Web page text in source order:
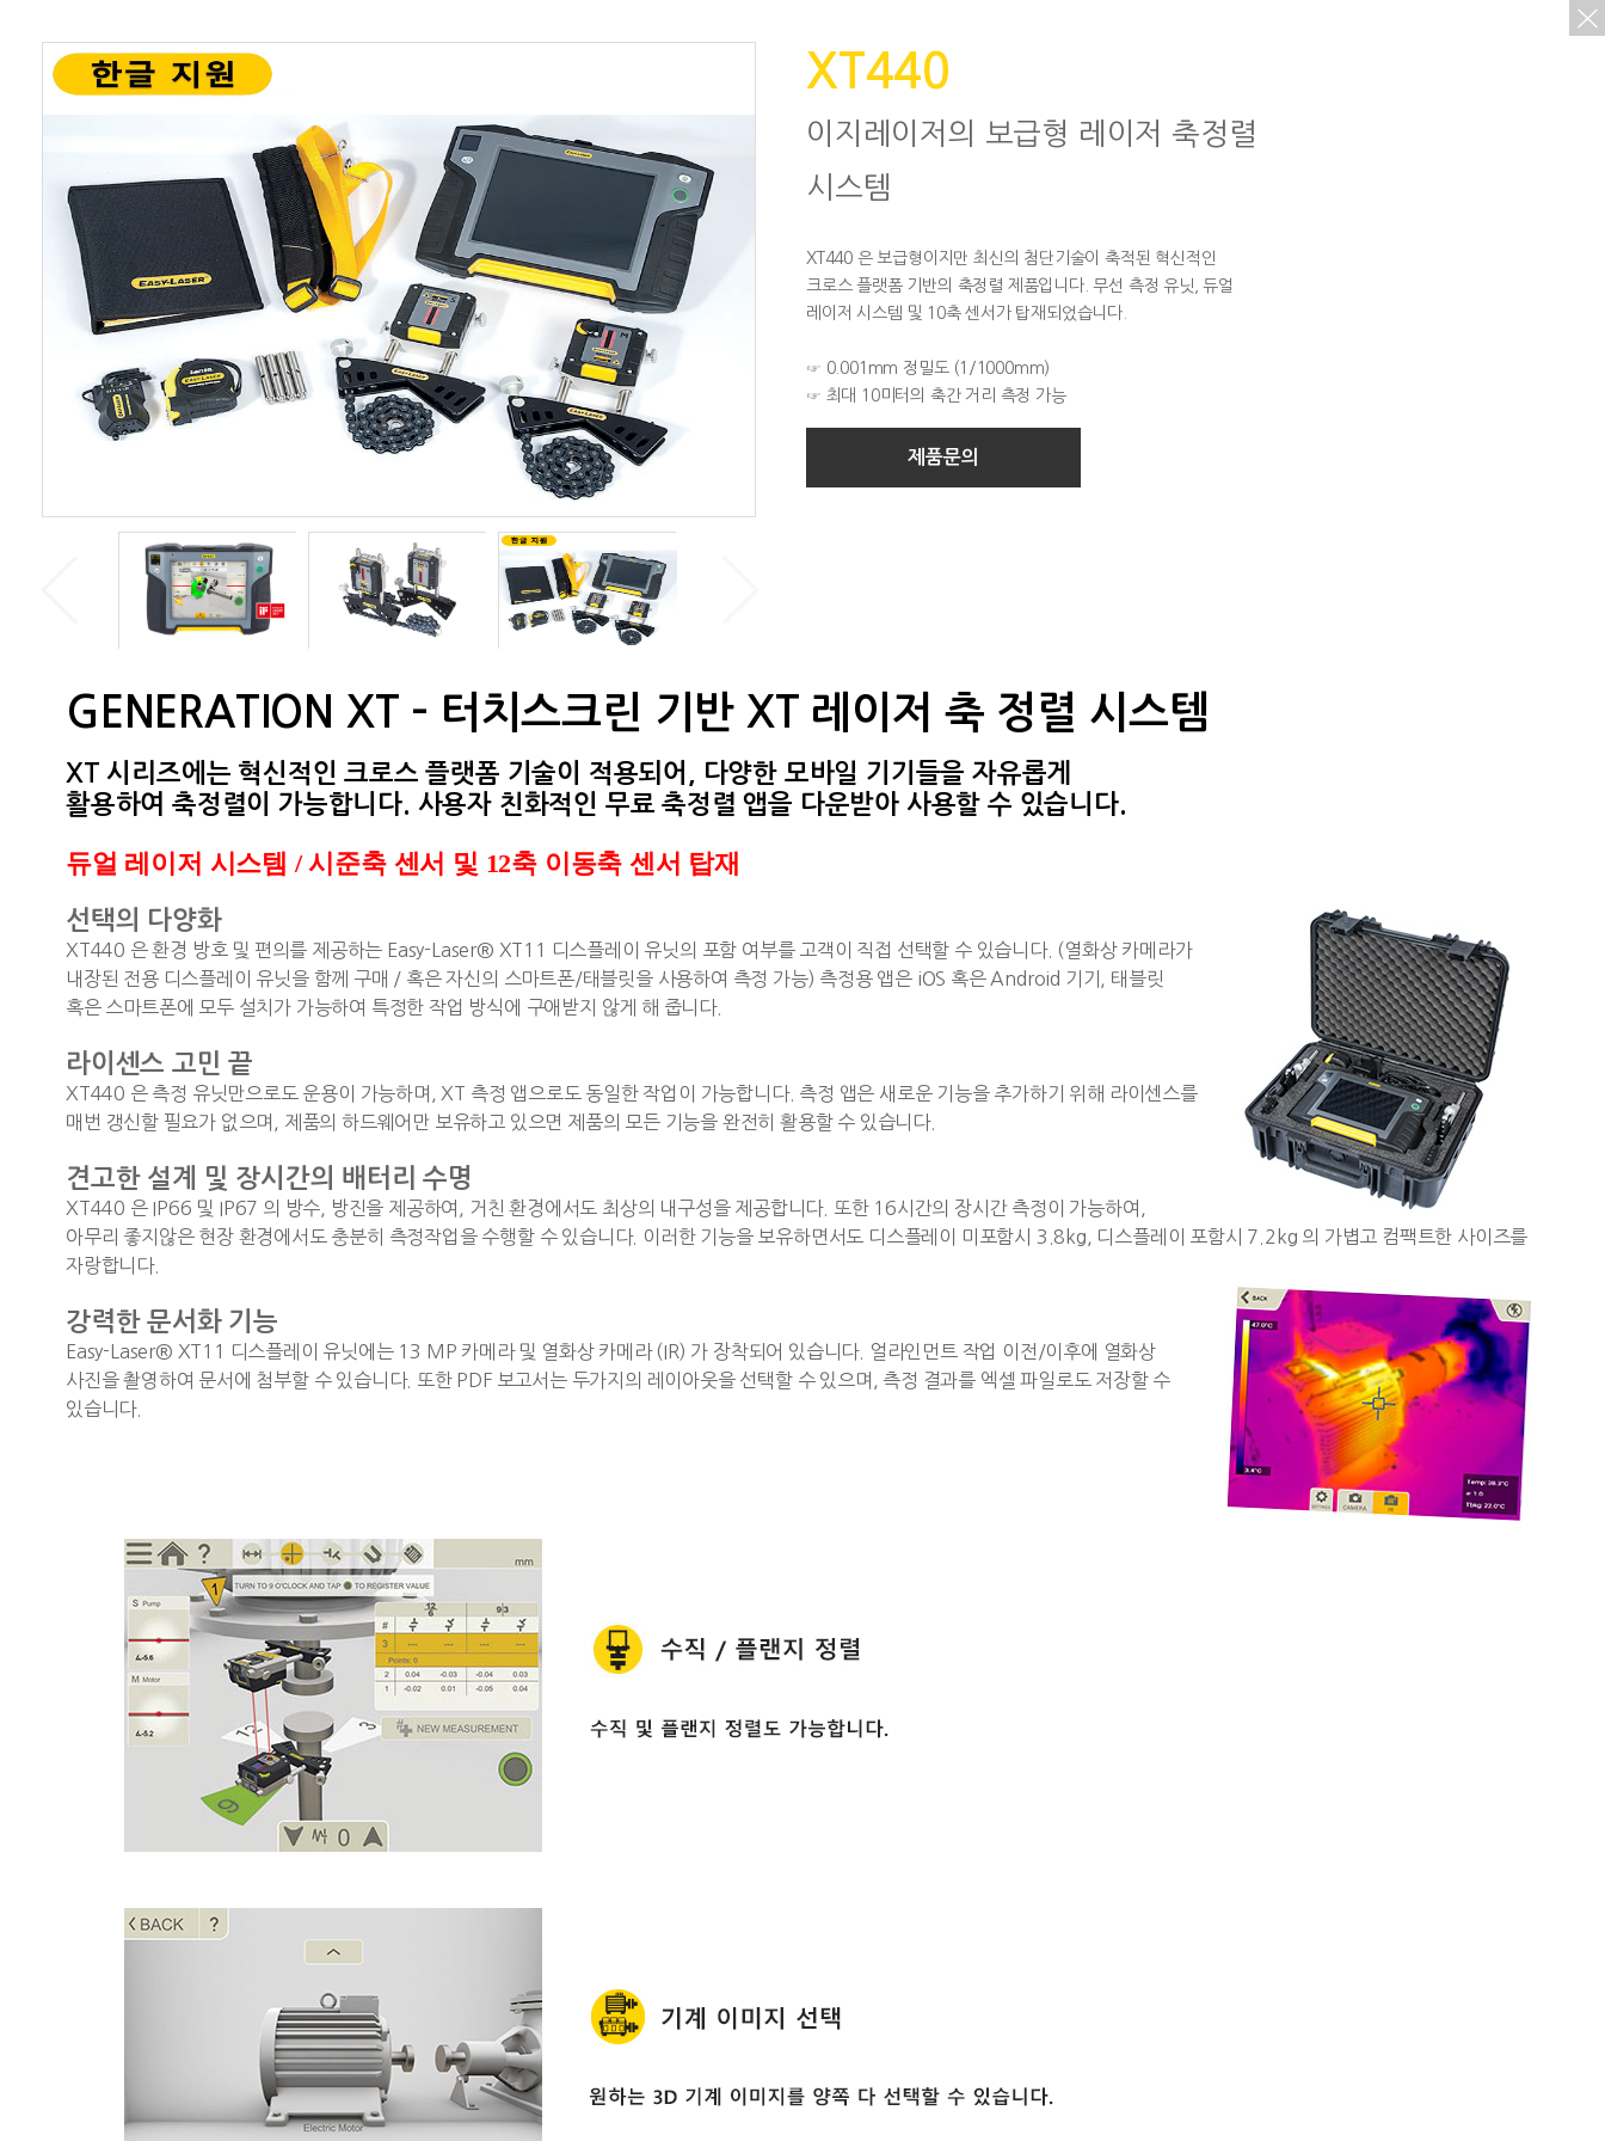
XT440
이지레이저의 보급형 레이저 축정렬
시스템
XT440 은 보급형이지만 최신의 첨단기술이 축적된 혁신적인
크로스 플랫폼 기반의 축정렬 제품입니다. 무선 측정 유닛, 듀얼
레이저 시스템 및 10축 센서가 탑재되었습니다.
☞ 0.001mm 정밀도 (1/1000mm)
☞ 최대 10미터의 축간 거리 측정 가능
제품문의
GENERATION XT – 터치스크린 기반 XT 레이저 축 정렬 시스템
XT 시리즈에는 혁신적인 크로스 플랫폼 기술이 적용되어, 다양한 모바일 기기들을 자유롭게
활용하여 축정렬이 가능합니다. 사용자 친화적인 무료 축정렬 앱을 다운받아 사용할 수 있습니다.
듀얼 레이저 시스템 / 시준축 센서 및 12축 이동축 센서 탑재
선택의 다양화
XT440 은 환경 방호 및 편의를 제공하는 Easy-Laser® XT11 디스플레이 유닛의 포함 여부를 고객이 직접 선택할 수 있습니다. (열화상 카메라가
내장된 전용 디스플레이 유닛을 함께 구매 / 혹은 자신의 스마트폰/태블릿을 사용하여 측정 가능) 측정용 앱은 iOS 혹은 Android 기기, 태블릿
혹은 스마트폰에 모두 설치가 가능하여 특정한 작업 방식에 구애받지 않게 해 줍니다.
라이센스 고민 끝
XT440 은 측정 유닛만으로도 운용이 가능하며, XT 측정 앱으로도 동일한 작업이 가능합니다. 측정 앱은 새로운 기능을 추가하기 위해 라이센스를
매번 갱신할 필요가 없으며, 제품의 하드웨어만 보유하고 있으면 제품의 모든 기능을 완전히 활용할 수 있습니다.
견고한 설계 및 장시간의 배터리 수명
XT440 은 IP66 및 IP67 의 방수, 방진을 제공하여, 거친 환경에서도 최상의 내구성을 제공합니다. 또한 16시간의 장시간 측정이 가능하여,
아무리 좋지않은 현장 환경에서도 충분히 측정작업을 수행할 수 있습니다. 이러한 기능을 보유하면서도 디스플레이 미포함시 3.8kg, 디스플레이 포함시 7.2kg 의 가볍고 컴팩트한 사이즈를
자랑합니다.
강력한 문서화 기능
Easy-Laser® XT11 디스플레이 유닛에는 13 MP 카메라 및 열화상 카메라 (IR) 가 장착되어 있습니다. 얼라인먼트 작업 이전/이후에 열화상
사진을 촬영하여 문서에 첨부할 수 있습니다. 또한 PDF 보고서는 두가지의 레이아웃을 선택할 수 있으며, 측정 결과를 엑셀 파일로도 저장할 수
있습니다.